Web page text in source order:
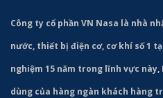
Công ty cổ phần VN Nasa là nhà
nước, thiết bị điện cơ, cơ khí số 1
nghiệm 15 năm trong lĩnh vực
dùng của hàng ngàn khách hàng